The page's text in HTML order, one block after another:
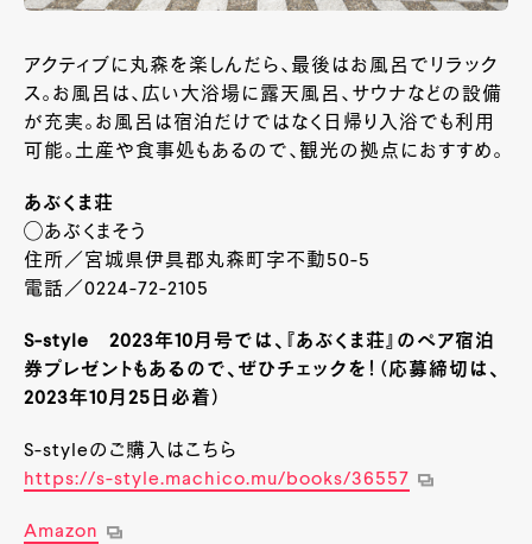
アクティブに丸森を楽しんだら、最後はお風呂でリラック
ス。お風呂は、広い大浴場に露天風呂、サウナなどの設備
が充実。お風呂は宿泊だけではなく日帰り入浴でも利用
可能。土産や食事処もあるので、観光の拠点におすすめ。
あぶくま荘
◯あぶくまそう
住所／宮城県伊具郡丸森町字不動50-5
電話／0224-72-2105
S-style 2023年10月号では、『あぶくま荘』のペア宿泊
券プレゼントもあるので、ぜひチェックを！（応募締切は、
2023年10月25日必着）
S-styleのご購入はこちら
https://s-style.machico.mu/books/36557
Amazon